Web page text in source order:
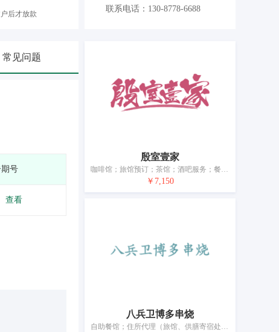
后才放款
常见问题
号
查看
联系电话：130-8778-6688
殷室壹家
咖啡馆；旅馆预订；茶馆；酒吧服务；餐厅；会议室出租；养老院；日间托儿所（看孩子）；动物寄养；饮水机出租
￥7,150
八兵卫博多串烧
自助餐馆；住所代理（旅馆、供膳寄宿处）；快餐馆；饭店；流动饮食供应；咖啡馆；茶馆服务；酒吧服务；餐馆；日间托儿所（看孩子）